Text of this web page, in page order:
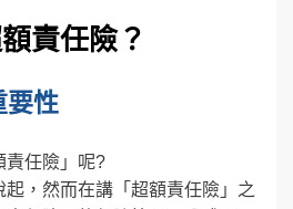
責任險？
要性
責任險」呢?
，然而在講「超額責任險」之